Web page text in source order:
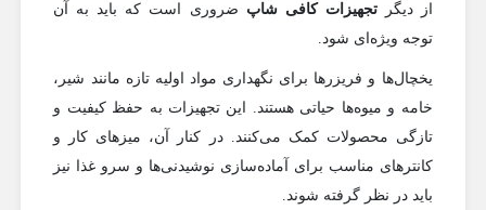
از دیگر
تجهیزات کافی شاپضروری است که باید به آن
توجه ویژه‌ای شود.
یخچال‌ها و فریزرها برای نگهداری مواد اولیه تازه مانند شیر،
خامه و میوه‌ها حیاتی هستند. این تجهیزات به حفظ کیفیت و
تازگی محصولات کمک می‌کنند. در کنار آن، میزهای کار و
کانترهای مناسب برای آماده‌سازی نوشیدنی‌ها و سرو غذا نیز
باید در نظر گرفته شوند.